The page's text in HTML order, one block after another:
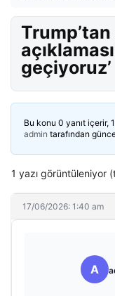
Trump’tan
geçiyoruz’
Bu konu 0 yanıt içerir,
admin tarafından
1 yazı görüntüleniyor
17/06/2026: 1:40 am
A